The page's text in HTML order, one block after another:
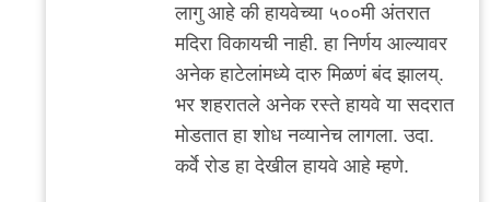
लागु आहे की हाय‌वेच्या ५००मी अंत‌रात
म‌दिरा विकाय‌ची नाही. हा निर्णय आल्याव‌र
अनेक हाटेलांम‌ध्ये दारु मिळ‌ण‌ं ब‌ंद‌ झाल‌य्.
भ‌र‌ श‌ह‌रात‌ले अनेक र‌स्ते हायवे या स‌द‌रात
मोड‌तात हा शोध न‌व्यानेच‌ लाग‌ला. उदा.
क‌र्वे रोड हा देखील‌ हाय‌वे आहे म्ह‌णे.